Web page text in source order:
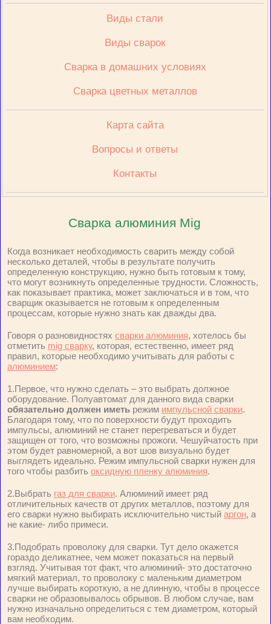
Виды стали
Виды сварок
Сварка в домашних условиях
Сварка цветных металлов
Карта сайта
Вопросы и ответы
Контакты
Сварка алюминия Mig
Когда возникает необходимость сварить между собой
несколько деталей, чтобы в результате получить
определенную конструкцию, нужно быть готовым к тому,
что могут возникнуть определенные трудности. Сложность,
как показывает практика, может заключаться и в том, что
сварщик оказывается не готовым к определенным
процессам, которые нужно знать как дважды два.
Говоря о разновидностях сварки алюминия, хотелось бы
отметить mig сварку, которая, естественно, имеет ряд
правил, которые необходимо учитывать для работы с
алюминием:
1.Первое, что нужно сделать – это выбрать должное
оборудование. Полуавтомат для данного вида сварки
обязательно должен иметь режим импульсной сварки.
Благодаря тому, что по поверхности будут проходить
импульсы, алюминий не станет перегреваться и будет
защищен от того, что возможны прожоги. Чешуйчатость при
этом будет равномерной, а вот шов визуально будет
выглядеть идеально. Режим импульсной сварки нужен для
того чтобы разбить оксидную пленку алюминия.
2.Выбрать газ для сварки. Алюминий имеет ряд
отличительных качеств от других металлов, поэтому для
его сварки нужно выбирать исключительно чистый аргон, а
не какие- либо примеси.
3.Подобрать проволоку для сварки. Тут дело окажется
гораздо деликатнее, чем может показаться на первый
взгляд. Учитывая тот факт, что алюминий- это достаточно
мягкий материал, то проволоку с маленьким диаметром
лучше выбирать короткую, а не длинную, чтобы в процессе
сварки не образовывалось обрывов. В любом случае, вам
нужно изначально определиться с тем диаметром, который
вам необходим.